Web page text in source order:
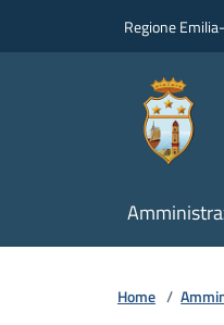
Regione
Home /